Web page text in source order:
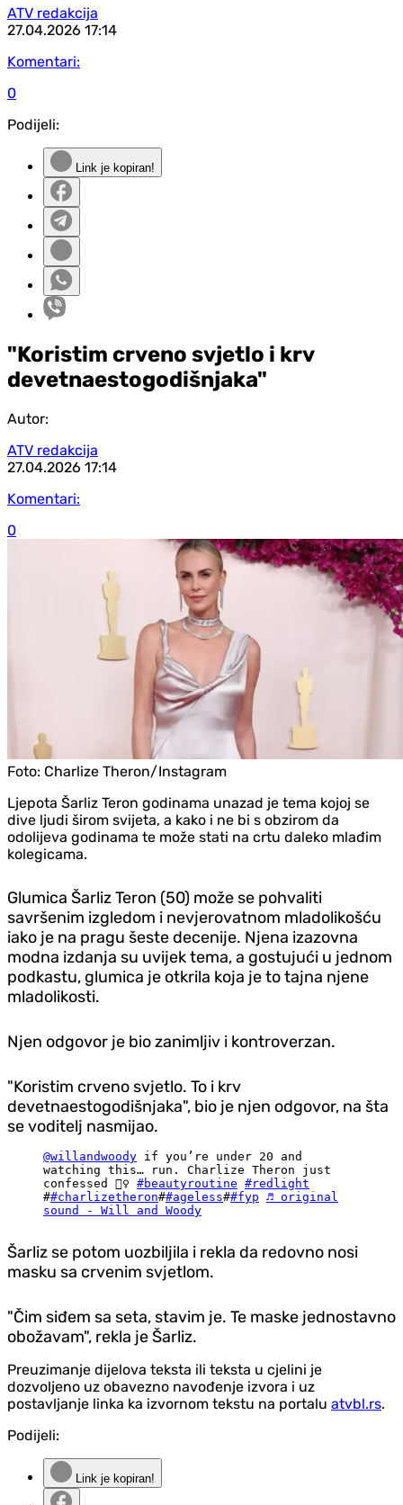
ATV redakcija
27.04.2026 17:14
Komentari:
0
Podijeli:
Link je kopiran!
"Koristim crveno svjetlo i krv
devetnaestogodišnjaka"
Autor:
ATV redakcija
27.04.2026 17:14
Komentari:
0
Foto: Charlize Theron/Instagram
Ljepota Šarliz Teron godinama unazad je tema kojoj se
dive ljudi širom svijeta, a kako i ne bi s obzirom da
odolijeva godinama te može stati na crtu daleko mlađim
kolegicama.
Glumica Šarliz Teron (50) može se pohvaliti
savršenim izgledom i nevjerovatnom mladolikošću
iako je na pragu šeste decenije. Njena izazovna
modna izdanja su uvijek tema, a gostujući u jednom
podkastu, glumica je otkrila koja je to tajna njene
mladolikosti.
Njen odgovor je bio zanimljiv i kontroverzan.
"Koristim crveno svjetlo. To i krv
devetnaestogodišnjaka", bio je njen odgovor, na šta
se voditelj nasmijao.
@willandwoody if you’re under 20 and
watching this… run. Charlize Theron just
confessed 🧛‍♀️ #beautyroutine #redlight
##charlizetheron##ageless##fyp ♬ original
sound - Will and Woody
Šarliz se potom uozbiljila i rekla da redovno nosi
masku sa crvenim svjetlom.
"Čim siđem sa seta, stavim je. Te maske jednostavno
obožavam", rekla je Šarliz.
Preuzimanje dijelova teksta ili teksta u cjelini je
dozvoljeno uz obavezno navođenje izvora i uz
postavljanje linka ka izvornom tekstu na portalu atvbl.rs.
Podijeli:
Link je kopiran!